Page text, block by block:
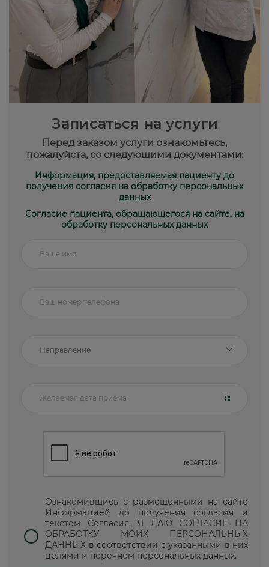
Записаться на услуги
Перед заказом услуги ознакомьтесь,
пожалуйста, со следующими документами:
Информация, предоставляемая пациенту до
получения согласия на обработку персональных
данных
Согласие пациента, обращающегося на сайте, на
обработку персональных данных
Направление
Ознакомившись с размещенными на сайте
Информацией до получения согласия и
текстом Согласия, Я ДАЮ СОГЛАСИЕ НА
ОБРАБОТКУ МОИХ ПЕРСОНАЛЬНЫХ
ДАННЫХ в соответствии с указанными в них
целями и перечнем персональных данных.